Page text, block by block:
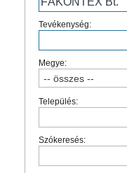
Tevékenység:
Megye:
Település:
Szókeresés: